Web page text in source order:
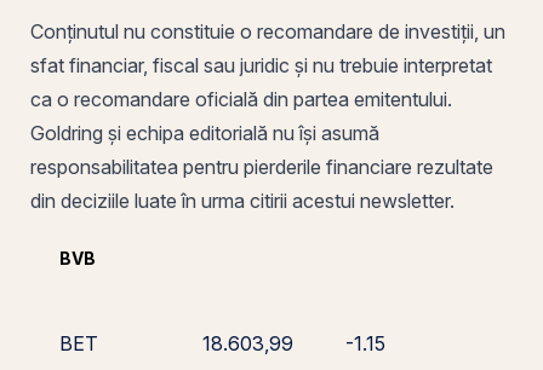
Conținutul nu constituie o recomandare de investiții, un
sfat financiar, fiscal sau juridic și nu trebuie interpretat
ca o recomandare oficială din partea emitentului.
Goldring și echipa editorială nu își asumă
responsabilitatea pentru pierderile financiare rezultate
din deciziile luate în urma citirii acestui newsletter.
BVB
BET 18.603,99
-1.15